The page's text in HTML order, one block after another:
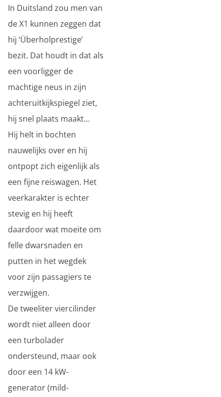
In Duitsland zou men van
de X1 kunnen zeggen dat
hij ‘Überholprestige’
bezit. Dat houdt in dat als
een voorligger de
machtige neus in zijn
achteruitkijkspiegel ziet,
hij snel plaats maakt…
Hij helt in bochten
nauwelijks over en hij
ontpopt zich eigenlijk als
een fijne reiswagen. Het
veerkarakter is echter
stevig en hij heeft
daardoor wat moeite om
felle dwarsnaden en
putten in het wegdek
voor zijn passagiers te
verzwijgen.
De tweeliter viercilinder
wordt niet alleen door
een turbolader
ondersteund, maar ook
door een 14 kW-
generator (mild-